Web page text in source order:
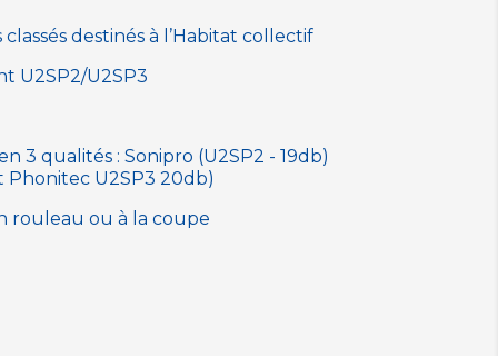
destinés à l’Habitat collectif
U2SP2/U2SP3
3 qualités : Sonipro (U2SP2 - 19db)
Phonitec U2SP3 20db)
rouleau ou à la coupe